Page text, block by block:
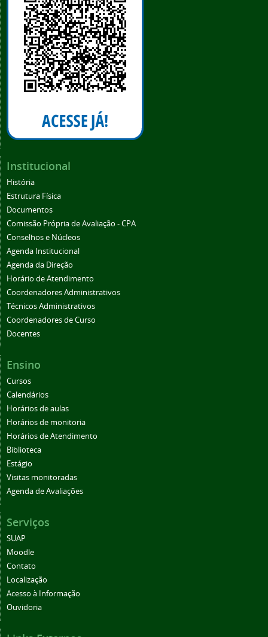
Institucional
História
Estrutura Física
Documentos
Comissão Própria de Avaliação - CPA
Conselhos e Núcleos
Agenda Institucional
Agenda da Direção
Horário de Atendimento
Coordenadores Administrativos
Técnicos Administrativos
Coordenadores de Curso
Docentes
Ensino
Cursos
Calendários
Horários de aulas
Horários de monitoria
Horários de Atendimento
Biblioteca
Estágio
Visitas monitoradas
Agenda de Avaliações
Serviços
SUAP
Moodle
Contato
Localização
Acesso à Informação
Ouvidoria